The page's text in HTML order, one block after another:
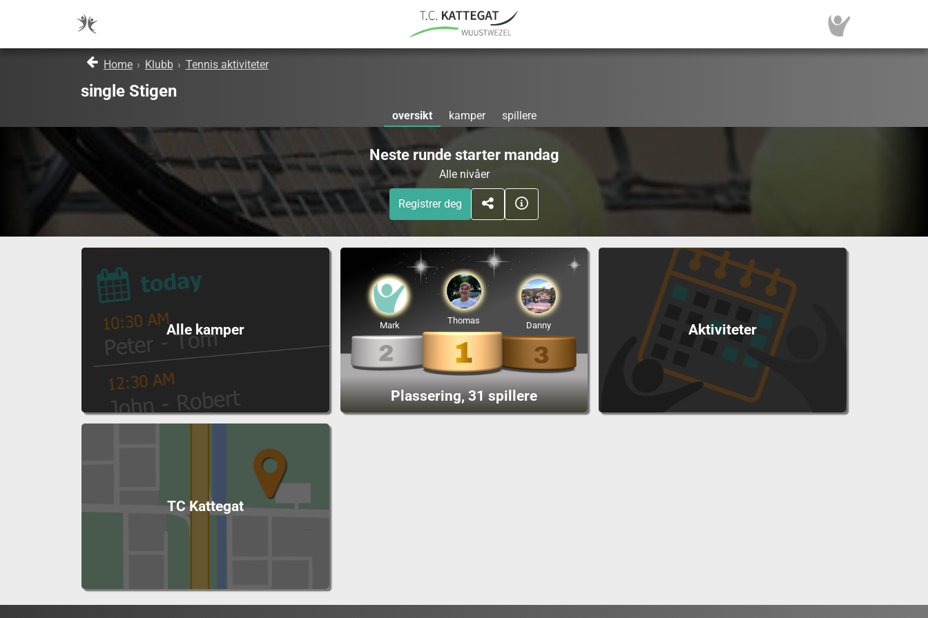
Home › Klubb › Tennis aktiviteter
single Stigen
oversikt kamper spillere
Neste runde starter mandag
Alle nivåer
Registrer deg
Alle kamper
Plassering, 31 spillere
Thomas
Mark Danny Aktiviteter
TC Kattegat